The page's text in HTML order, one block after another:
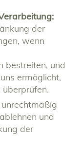
der
wenn
bestreiten, und
ermöglicht,
und
der